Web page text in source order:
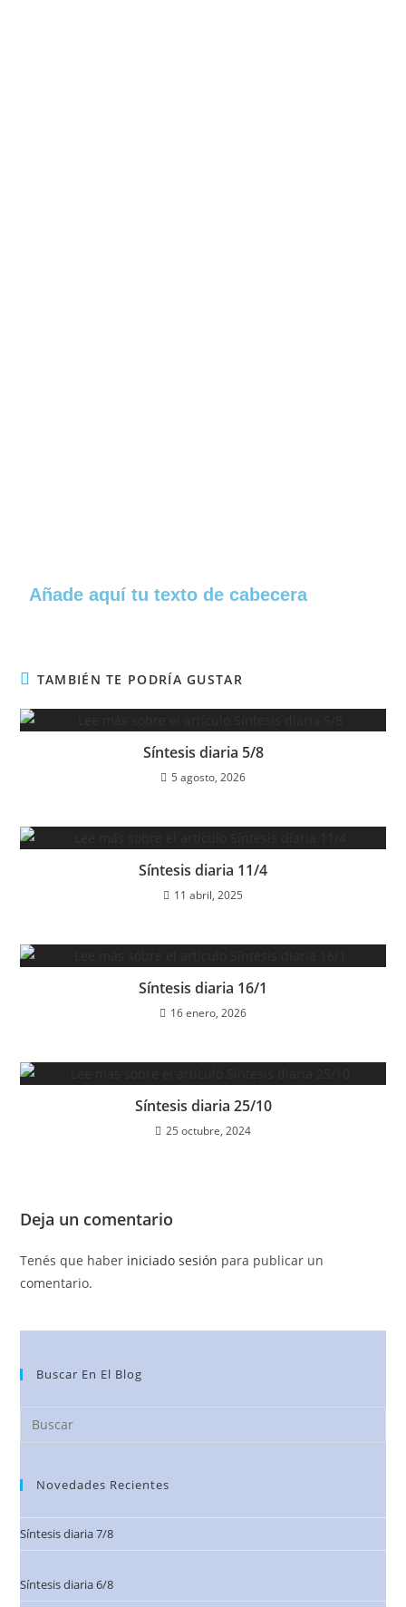
Añade aquí tu texto de cabecera
TAMBIÉN TE PODRÍA GUSTAR
Síntesis diaria 5/8
5 agosto, 2026
Síntesis diaria 11/4
11 abril, 2025
Síntesis diaria 16/1
16 enero, 2026
Síntesis diaria 25/10
25 octubre, 2024
Deja un comentario
Tenés que haber iniciado sesión para publicar un
comentario.
Buscar En El Blog
Novedades Recientes
Síntesis diaria 7/8
Síntesis diaria 6/8